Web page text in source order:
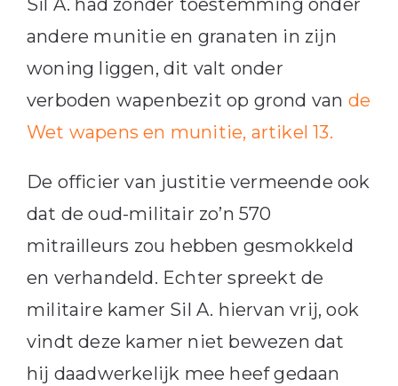
Sil A. had zonder toestemming onder
andere munitie en granaten in zijn
woning liggen, dit valt onder
verboden wapenbezit op grond van de
Wet wapens en munitie, artikel 13.
De officier van justitie vermeende ook
dat de oud-militair zo’n 570
mitrailleurs zou hebben gesmokkeld
en verhandeld. Echter spreekt de
militaire kamer Sil A. hiervan vrij, ook
vindt deze kamer niet bewezen dat
hij daadwerkelijk mee heef gedaan